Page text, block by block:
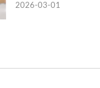
2026-03-01